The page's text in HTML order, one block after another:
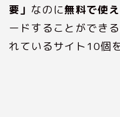
要」 なのに無料で使
ードすることができ
れているサイト10個